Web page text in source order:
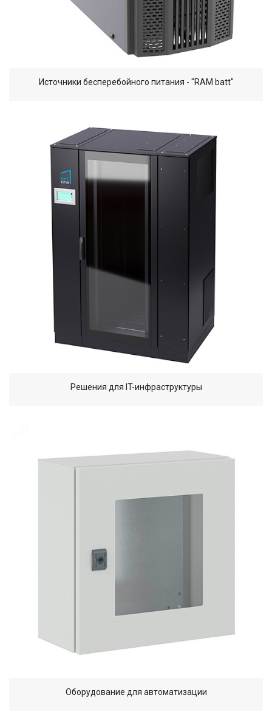
Источники бесперебойного питания - "RAM batt"
Решения для IT-инфраструктуры
Оборудование для автоматизации